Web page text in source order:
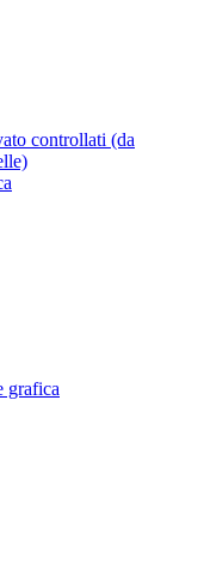
controllati (da
grafica